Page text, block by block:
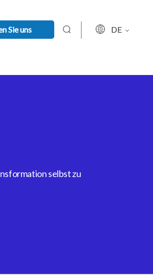
Sie uns DE
selbst zu